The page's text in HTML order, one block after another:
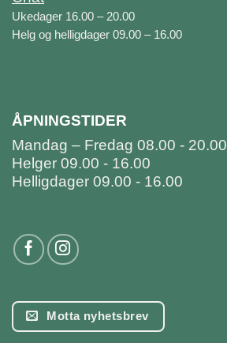
Ukedager 16.00 – 20.00
Helg og helligdager 09.00 – 16.00
ÅPNINGSTIDER
Mandag – Fredag 08.00 - 20.00
Helger 09.00 - 16.00
Helligdager 09.00 - 16.00
Motta nyhetsbrev